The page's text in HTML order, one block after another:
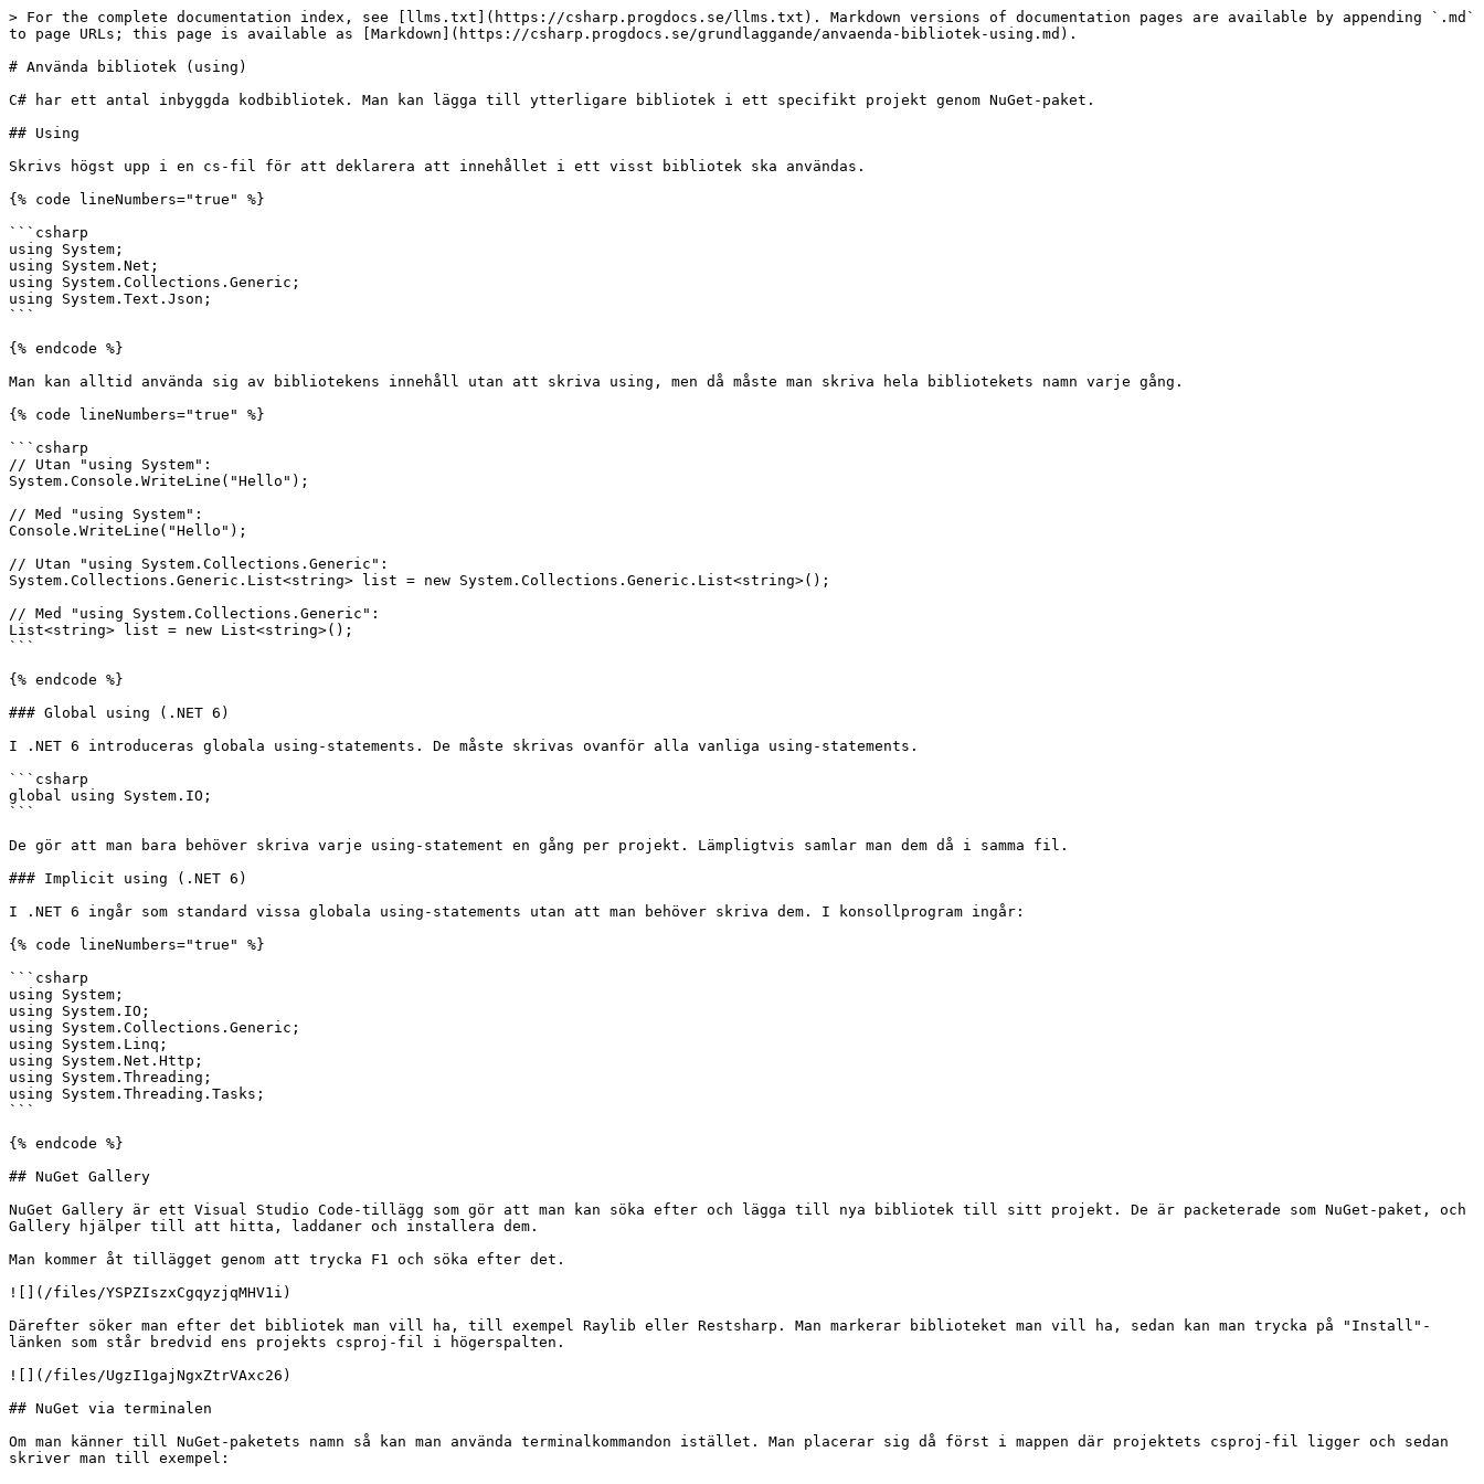
> For the complete documentation index, see [llms.txt](https://csharp.progdocs.se/llms.txt). Markdown versions of documentation pages are available by appending `.md`
to page URLs; this page is available as [Markdown](https://csharp.progdocs.se/grundlaggande/anvaenda-bibliotek-using.md).
# Använda bibliotek (using)
C# har ett antal inbyggda kodbibliotek. Man kan lägga till ytterligare bibliotek i ett specifikt projekt genom NuGet-paket.
## Using
Skrivs högst upp i en cs-fil för att deklarera att innehållet i ett visst bibliotek ska användas.
{% code lineNumbers="true" %}
```csharp
using System;
using System.Net;
using System.Collections.Generic;
using System.Text.Json;
```
{% endcode %}
Man kan alltid använda sig av bibliotekens innehåll utan att skriva using, men då måste man skriva hela bibliotekets namn varje gång.
{% code lineNumbers="true" %}
```csharp
// Utan "using System":
System.Console.WriteLine("Hello");
// Med "using System":
Console.WriteLine("Hello");
// Utan "using System.Collections.Generic":
System.Collections.Generic.List<string> list = new System.Collections.Generic.List<string>();
// Med "using System.Collections.Generic":
List<string> list = new List<string>();
```
{% endcode %}
### Global using (.NET 6)
I .NET 6 introduceras globala using-statements. De måste skrivas ovanför alla vanliga using-statements.
```csharp
global using System.IO;
```
De gör att man bara behöver skriva varje using-statement en gång per projekt. Lämpligtvis samlar man dem då i samma fil.
### Implicit using (.NET 6)
I .NET 6 ingår som standard vissa globala using-statements utan att man behöver skriva dem. I konsollprogram ingår:
{% code lineNumbers="true" %}
```csharp
using System;
using System.IO;
using System.Collections.Generic;
using System.Linq;
using System.Net.Http;
using System.Threading;
using System.Threading.Tasks;
```
{% endcode %}
## NuGet Gallery
NuGet Gallery är ett Visual Studio Code-tillägg som gör att man kan söka efter och lägga till nya bibliotek till sitt projekt. De är packeterade som NuGet-paket, och
Gallery hjälper till att hitta, laddaner och installera dem.
Man kommer åt tillägget genom att trycka F1 och söka efter det.
![](/files/YSPZIszxCgqyzjqMHV1i)
Därefter söker man efter det bibliotek man vill ha, till exempel Raylib eller Restsharp. Man markerar biblioteket man vill ha, sedan kan man trycka på "Install"-
länken som står bredvid ens projekts csproj-fil i högerspalten.
![](/files/UgzI1gajNgxZtrVAxc26)
## NuGet via terminalen
Om man känner till NuGet-paketets namn så kan man använda terminalkommandon istället. Man placerar sig då först i mappen där projektets csproj-fil ligger och sedan
skriver man till exempel: